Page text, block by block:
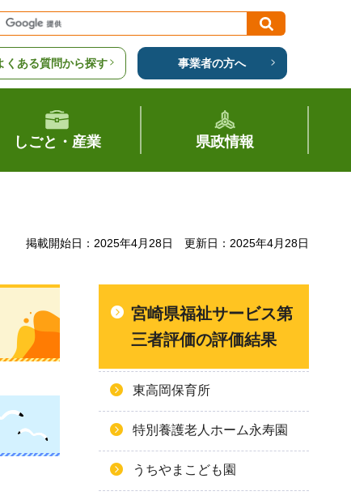
くある質問から探す 事業者の方へ
しごと・産業 県政情報
掲載開始日：2025年4月28日 更新日：2025年4月28日
宮崎県福祉サービス第
三者評価の評価結果
東高岡保育所
特別養護老人ホーム永寿園
うちやまこども園